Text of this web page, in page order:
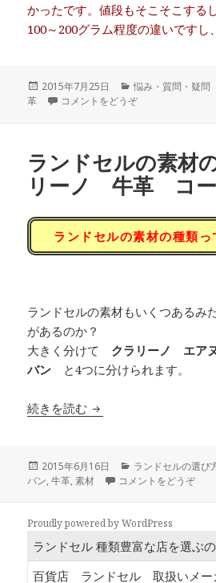
かったです。値段もそこそこする
100～200グラム程度の違いですし
投
稿
2015年7月25日
カ
テ
悩み・質問・疑問
革
コメントをどうぞ
ランドセルの素材
リーノ 牛革 コ
ランドセルの素材の種類っ
ランドセルの素材もいくつあるみ
があるのか？
大きく分けて クラリーノ エア
バン と4つに分けられます。
続きを読む ランドセルの素材の
投
稿
2015年6月16日
カ
テ
ー
ランドセルの選び
バン,牛革,素材 コメントをどうぞ
Proudly powered by WordPress
ランドセル 種類豊富な店を選ぶ
百貨店 ランドセル 取扱いメ